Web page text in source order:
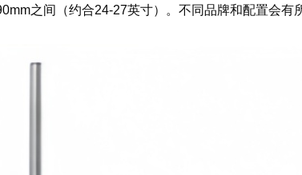
之间（约合24-27英寸）。不同品牌和配置会有